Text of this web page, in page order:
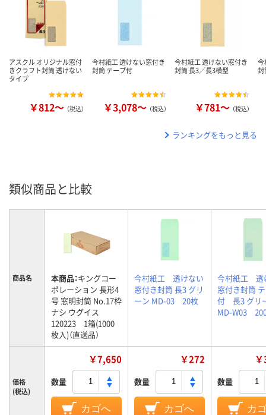
アスクル オリジナル窓付
きクラフト封筒 透けない
タイプ
￥812～ （税込）
今村紙工 透けない窓付き
封筒 テープ付
￥3,078～ （税込）
今村紙工 透けない窓付き
封筒 長3／長3横型
￥781～ （税込）
今
封
ランキングをもっと見る
類似商品と比較
商品名 本商品：キングコー
ポレーション 長形4
号 窓明封筒 No.17枠
ナシ ウグイス
120223 1箱(1000
枚入)（直送品）
今村紙工 透けない
窓付き封筒 長3 グリ
ーン MD-03 20枚
今村紙工 透
窓付き封筒
付 長3 グリ
MD-W03
価格
(税込)
￥7,650
数量
カゴへ
￥272
数量
カゴへ
数量
カ